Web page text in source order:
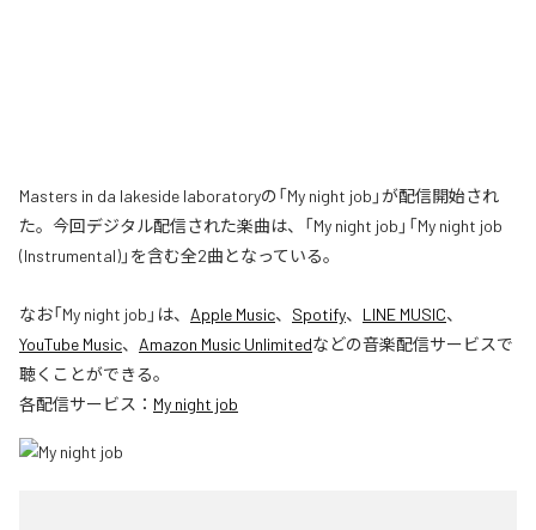
Masters in da lakeside laboratoryの「My night job」が配信開始され
た。今回デジタル配信された楽曲は、「My night job」「My night job
(Instrumental)」を含む全2曲となっている。
なお「My night job 」は、 Apple Music、 Spotify、 LINE MUSIC、
YouTube Music、 Amazon Music Unlimitedなどの音楽配信サービスで
聴くことができる。
各配信サービス： My night job